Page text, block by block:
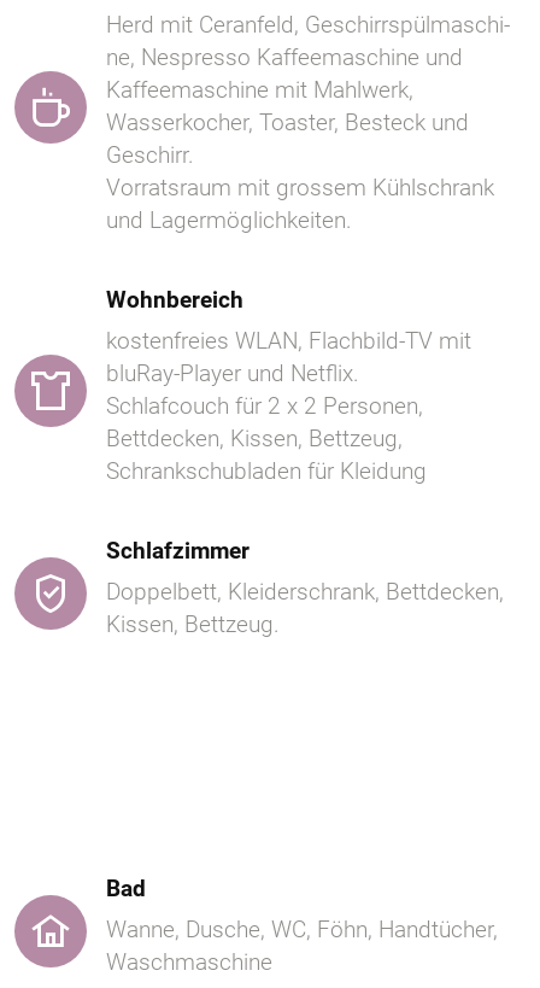
Herd mit Ceranfeld, Ge­schirr­spül­ma­schi­
ne, Nespresso Kaffeemaschine und
Kaffeemaschine mit Mahlwerk,
Wasserkocher, Toaster, Besteck und
Geschirr.
Vorratsraum mit grossem Kühlschrank
und Lagermöglichkeiten.
Wohnbereich
kostenfreies WLAN, Flachbild-TV mit
bluRay-Player und Netflix.
Schlafcouch für 2 x 2 Personen,
Bettdecken, Kissen, Bettzeug,
Schrankschubladen für Kleidung
Schlafzimmer
Doppelbett, Kleiderschrank, Bettdecken,
Kissen, Bettzeug.
Bad
Wanne, Dusche, WC, Föhn, Handtücher,
Waschmaschine